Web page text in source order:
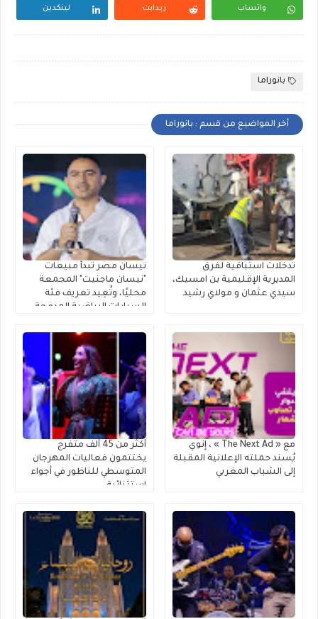
واتساب ريدايت لينكدين
بانوراما
أخر المواضيع من قسم : بانوراما
تدخلات استباقية لفرق
المديرية الإقليمية بن امسيك،
سيدي عثمان و مولاي رشيد
نيسان مصر تبدأ مبيعات
"نيسان ماجنيت" المجمعة
محليًا، وتُعِيد تعريف فئة
السيارات الرياضية المدمجة
مع « The Next Ad » ، إنوي
يُسند حملته الإعلانية المقبلة
إلى الشباب المغربي
أكثر من 45 ألف متفرج
يختتمون فعاليات المهرجان
المتوسطي للناظور في أجواء
استثنائية